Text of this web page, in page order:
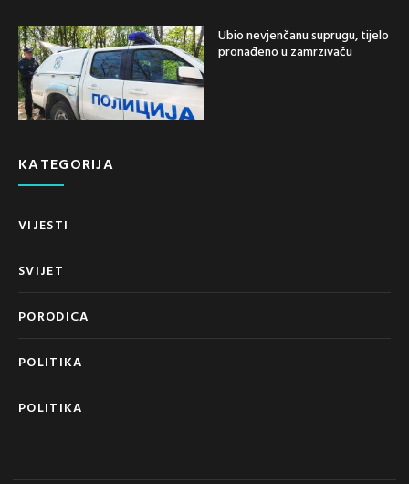
Ubio nevjenčanu suprugu, tijelo
pronađeno u zamrzivaču
KATEGORIJA
VIJESTI
SVIJET
PORODICA
POLITIKA
POLITIKA